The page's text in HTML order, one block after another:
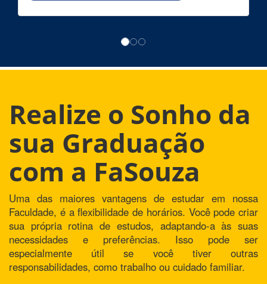
Realize o Sonho da
sua Graduação
com a FaSouza
Uma das maiores vantagens de estudar em nossa
Faculdade, é a flexibilidade de horários. Você pode criar
sua própria rotina de estudos, adaptando-a às suas
necessidades e preferências. Isso pode ser
especialmente útil se você tiver outras
responsabilidades, como trabalho ou cuidado familiar.